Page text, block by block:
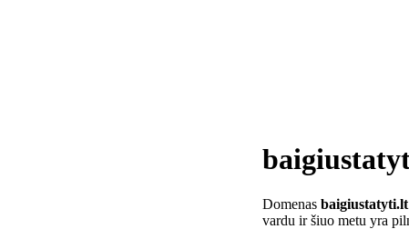
Domenas baigiustatyti.lt
vardu ir šiuo metu yra